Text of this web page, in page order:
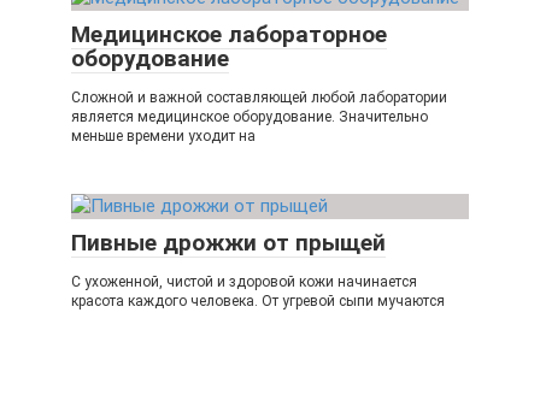
Медицинское лабораторное
оборудование
Сложной и важной составляющей любой лаборатории
является медицинское оборудование. Значительно
меньше времени уходит на
Пивные дрожжи от прыщей
С ухоженной, чистой и здоровой кожи начинается
красота каждого человека. От угревой сыпи мучаются